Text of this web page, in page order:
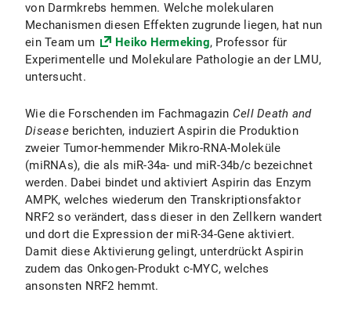
von Darmkrebs hemmen. Welche molekularen
Mechanismen diesen Effekten zugrunde liegen, hat nun
ein Team um
Heiko Hermeking, Professor für
Experimentelle und Molekulare Pathologie an der LMU,
untersucht.
Wie die Forschenden im Fachmagazin Cell Death and
Diseaseberichten, induziert Aspirin die Produktion
zweier Tumor-hemmender Mikro-RNA-Moleküle
(miRNAs), die als miR-34a- und miR-34b/c bezeichnet
werden. Dabei bindet und aktiviert Aspirin das Enzym
AMPK, welches wiederum den Transkriptionsfaktor
NRF2 so verändert, dass dieser in den Zellkern wandert
und dort die Expression der miR-34-Gene aktiviert.
Damit diese Aktivierung gelingt, unterdrückt Aspirin
zudem das Onkogen-Produkt c-MYC, welches
ansonsten NRF2 hemmt.